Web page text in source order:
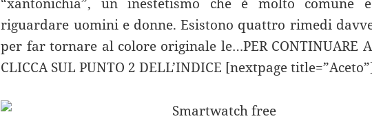
riguardare uomini e donne. Esistono quattro rimedi
per far tornare al colore originale le…PER CONTINUARE A
CLICCA SUL PUNTO 2 DELL’INDICE [nextpage